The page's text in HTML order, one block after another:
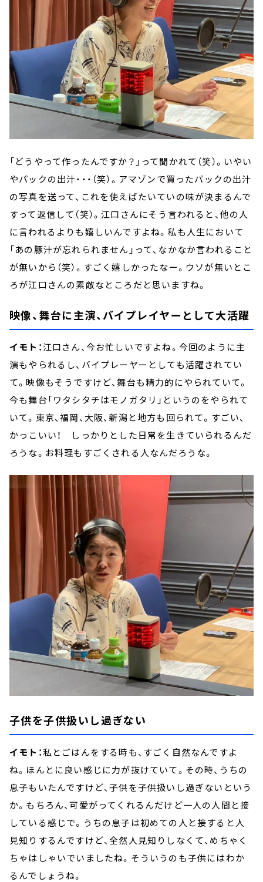
「どうやって作ったんですか？」って聞かれて（笑）。いやい
やパックの出汁・・・（笑）。アマゾンで買ったパックの出汁
の写真を送って、これを使えばたいていの味が決まるんで
すって返信して（笑）。江口さんにそう言われると、他の人
に言われるよりも嬉しいんですよね。私も人生において
「あの豚汁が忘れられません」って、なかなか言われること
が無いから（笑）。すごく嬉しかったなー。ウソが無いとこ
ろが江口さんの素敵なところだと思いますね。
映像、舞台に主演、バイプレイヤーとして大活躍
イモト：江口さん、今お忙しいですよね。今回のように主
演もやられるし、バイプレーヤーとしても活躍されてい
て。映像もそうですけど、舞台も精力的にやられていて。
今も舞台「ワタシタチはモノガタリ」というのをやられて
いて。東京、福岡、大阪、新潟と地方も回られて。すごい、
かっこいい！ しっかりとした日常を生きていられるんだ
ろうな。お料理もすごくされる人なんだろうな。
子供を子供扱いし過ぎない
イモト：私とごはんをする時も、すごく自然なんですよ
ね。ほんとに良い感じに力が抜けていて。その時、うちの
息子もいたんですけど、子供を子供扱いし過ぎないという
か。もちろん、可愛がってくれるんだけど一人の人間と接
している感じで。うちの息子は初めての人と接すると人
見知りするんですけど、全然人見知りしなくて、めちゃく
ちゃはしゃいでいましたね。そういうのも子供にはわか
るんでしょうね。